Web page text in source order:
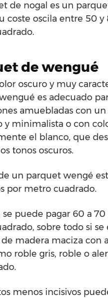
de nogal es un
coste oscila entre 50
de wengué
oscuro y muy
es adecuado
amuebladas con
y minimalista o con
el blanco, que
tonos oscuros.
un parquet wengé
por metro cuadrado.
puede pagar 60 a
sobre todo si se
madera maciza con
roble gris, roble o
menos incisivos